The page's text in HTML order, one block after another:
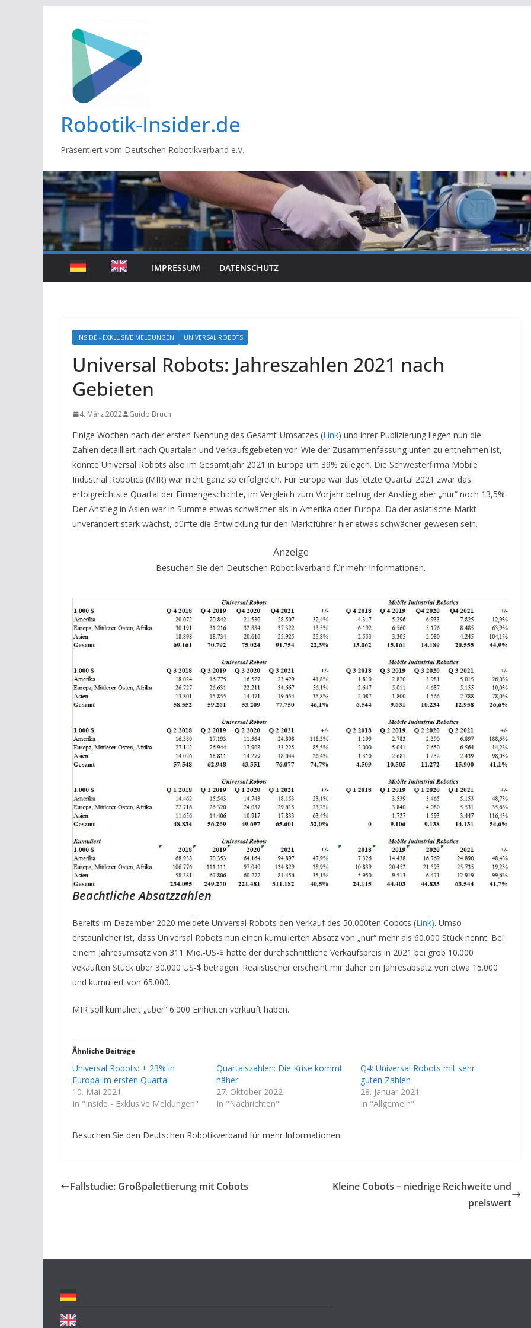
springen
Robotik-Insider.de
Präsentiert vom Deutschen Robotikverband e.V.
IMPRESSUM DATENSCHUTZ
INSIDE - EXKLUSIVE MELDUNGEN UNIVERSAL ROBOTS
Universal Robots: Jahreszahlen 2021 nach
Gebieten
4. März 2022 Guido Bruch
Einige Wochen nach der ersten Nennung des Gesamt-Umsatzes (Link) und ihrer Publizierung liegen nun die
Zahlen detailliert nach Quartalen und Verkaufsgebieten vor. Wie der Zusammenfassung unten zu entnehmen ist,
konnte Universal Robots also im Gesamtjahr 2021 in Europa um 39% zulegen. Die Schwesterfirma Mobile
Industrial Robotics (MIR) war nicht ganz so erfolgreich. Für Europa war das letzte Quartal 2021 zwar das
erfolgreichtste Quartal der Firmengeschichte, im Vergleich zum Vorjahr betrug der Anstieg aber „nur“ noch 13,5%.
Der Anstieg in Asien war in Summe etwas schwächer als in Amerika oder Europa. Da der asiatische Markt
unverändert stark wächst, dürfte die Entwicklung für den Marktführer hier etwas schwächer gewesen sein.
Anzeige
Besuchen Sie den Deutschen Robotikverband für mehr Informationen.
Beachtliche Absatzzahlen
Bereits im Dezember 2020 meldete Universal Robots den Verkauf des 50.000ten Cobots (Link). Umso
erstaunlicher ist, dass Universal Robots nun einen kumulierten Absatz von „nur“ mehr als 60.000 Stück nennt. Bei
einem Jahresumsatz von 311 Mio.-US-$ hätte der durchschnittliche Verkaufspreis in 2021 bei grob 10.000
vekauften Stück über 30.000 US-$ betragen. Realistischer erscheint mir daher ein Jahresabsatz von etwa 15.000
und kumuliert von 65.000.
MIR soll kumuliert „über“ 6.000 Einheiten verkauft haben.
Ähnliche Beiträge
Universal Robots: + 23% in
Europa im ersten Quartal
10. Mai 2021
In "Inside - Exklusive Meldungen"
Quartalszahlen: Die Krise kommt
näher
27. Oktober 2022
In "Nachrichten"
Q4: Universal Robots mit sehr
guten Zahlen
28. Januar 2021
In "Allgemein"
Besuchen Sie den Deutschen Robotikverband für mehr Informationen.
Fallstudie: Großpalettierung mit Cobots
Kleine Cobots – niedrige Reichweite und
preiswert